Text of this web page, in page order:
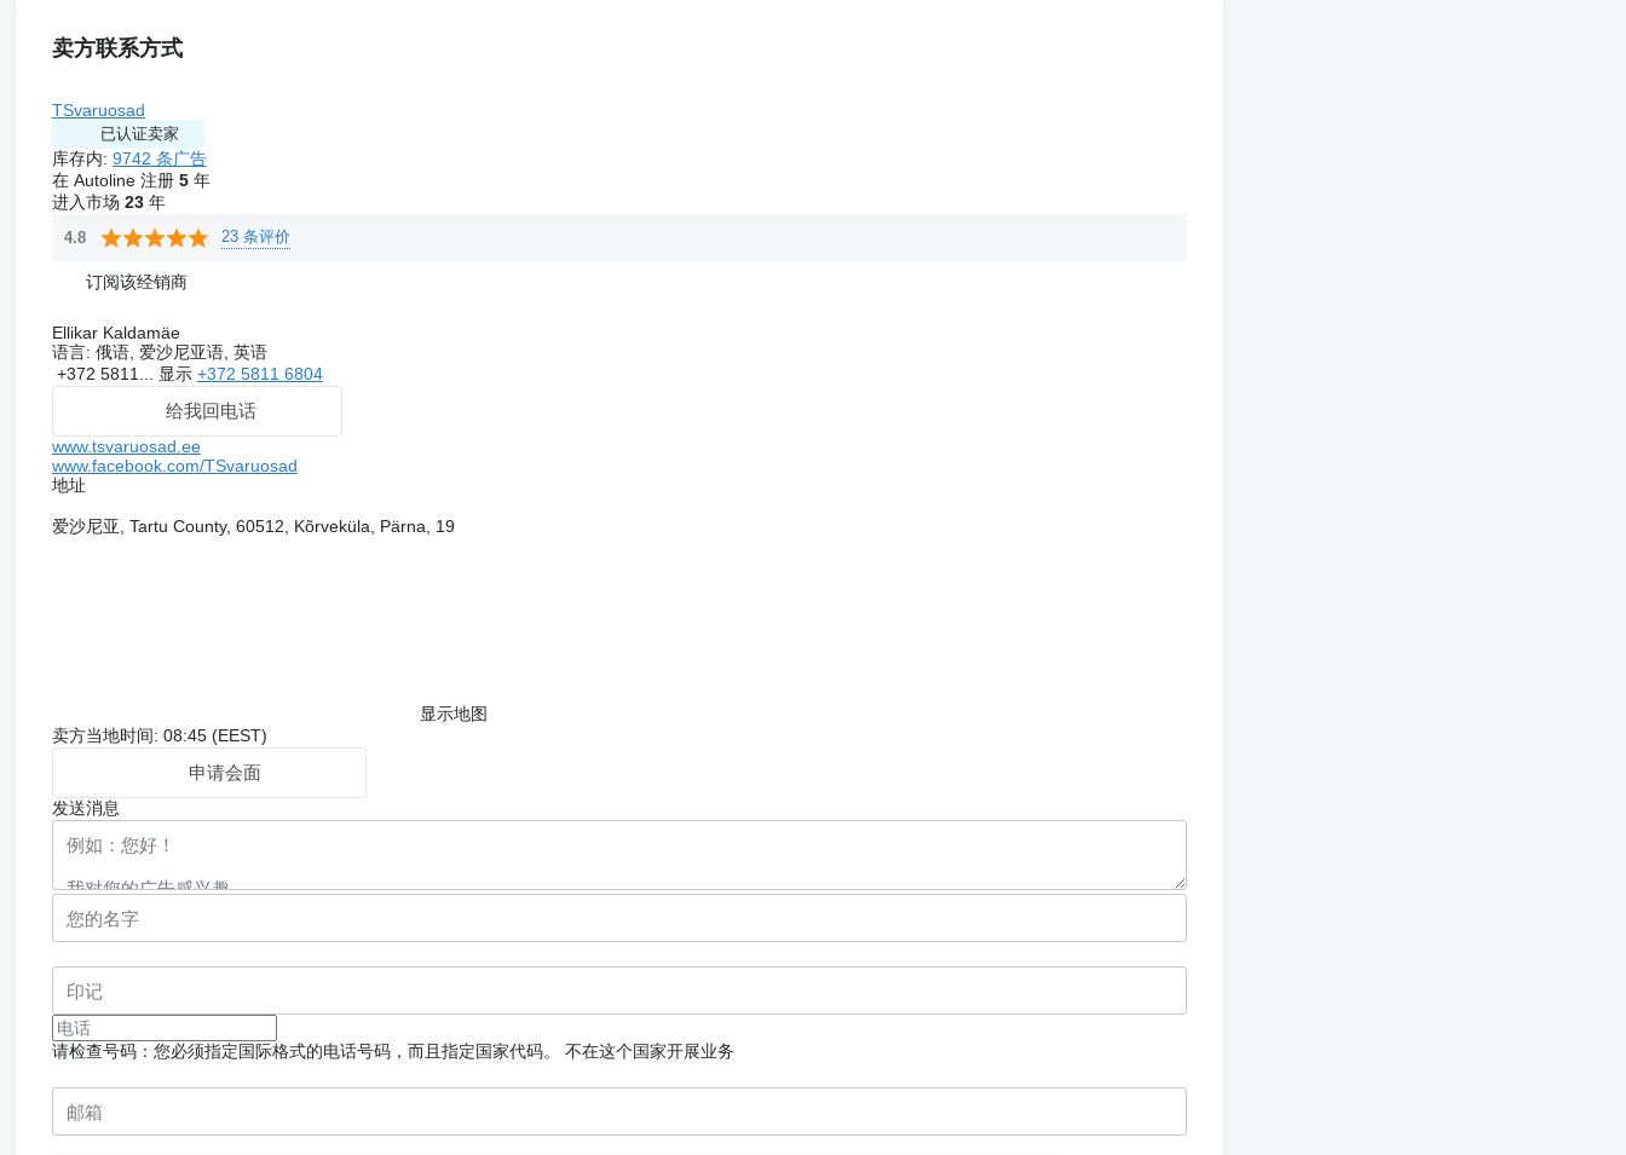
卖方联系方式
TSvaruosad
已认证卖家
库存内: 9742 条广告
在 Autoline 注册 5年
进入市场 23年
4.8 23 条评价
订阅该经销商
Ellikar Kaldamäe
语言: 俄语, 爱沙尼亚语, 英语
+372 5811... 显示 +372 5811 6804
给我回电话
www.tsvaruosad.ee
www.facebook.com/TSvaruosad
地址
爱沙尼亚, Tartu County, 60512, Kõrveküla, Pärna, 19
显示地图
卖方当地时间: 08:45 (EEST)
申请会面
发送消息
请检查号码：您必须指定国际格式的电话号码，而且指定国家代码。 不在这个国家开展业务